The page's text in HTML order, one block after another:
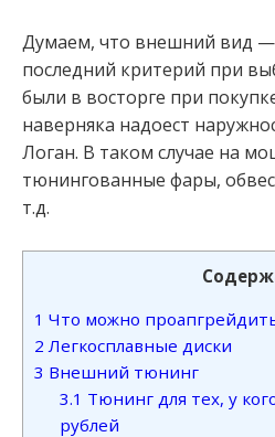
Думаем, что внешний вид —
последний критерий при
были в восторге при
наверняка надоест
Логан. В таком случае на
тюнингованные фары,
т.д.
1 Что можно
2 Легкосплавные диски
3 Внешний тюнинг
3.1 Тюнинг для тех, у
рублей